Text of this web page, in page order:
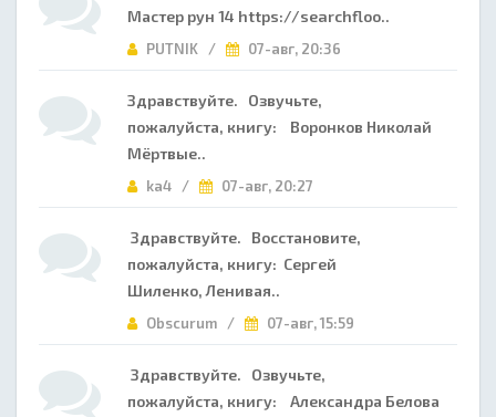
Мастер рун 14 https://searchfloo..
PUTNIK / 07-авг, 20:36
Здравствуйте. Озвучьте,
пожалуйста, книгу: Воронков Николай
Мёртвые..
ka4 / 07-авг, 20:27
Здравствуйте. Восстановите,
пожалуйста, книгу: Сергей
Шиленко, Ленивая..
Obscurum / 07-авг, 15:59
Здравствуйте. Озвучьте,
пожалуйста, книгу: Александра Белова